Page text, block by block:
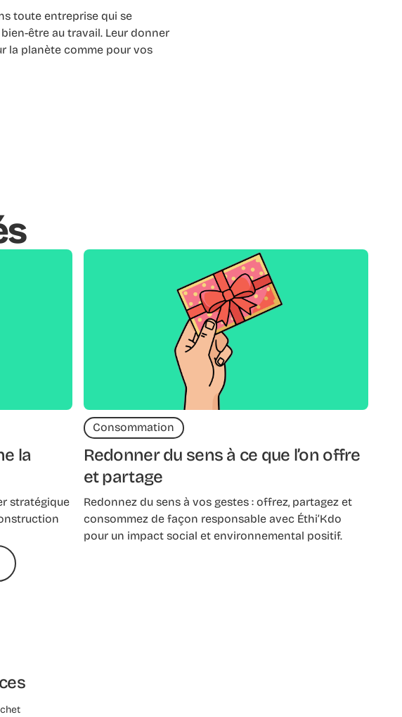
toute entreprise qui se
être au travail. Leur donner
la planète comme pour vos
la
stratégique
Consommation
Redonner du sens à ce que l’on offre
et partage
Redonnez du sens à vos gestes : offrez, partagez et
consommez de façon responsable avec Éthi’Kdo
pour un impact social et environnemental positif.